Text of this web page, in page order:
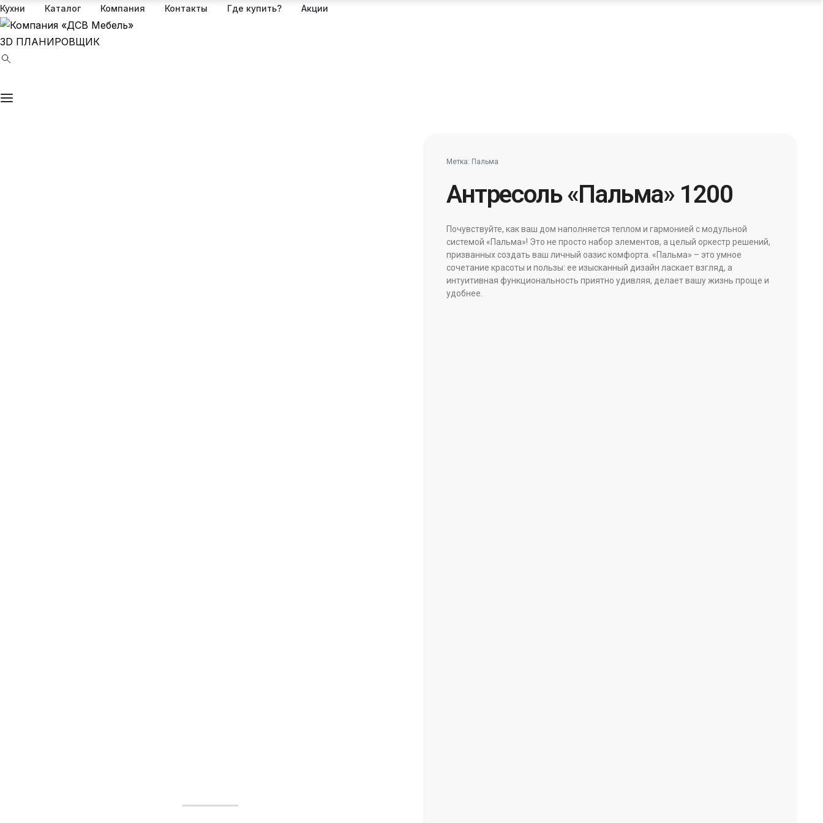
Кухни Каталог Компания Контакты Где купить? Акции
3D ПЛАНИРОВЩИК
Антресоль «Пальма» 1200
Почувствуйте, как ваш дом наполняется теплом и гармонией с модульной
системой «Пальма»! Это не просто набор элементов, а целый оркестр решений,
призванных создать ваш личный оазис комфорта. «Пальма» – это умное
сочетание красоты и пользы: ее изысканный дизайн ласкает взгляд, а
интуитивная функциональность приятно удивляя, делает вашу жизнь проще и
удобнее.
Метка: Пальма